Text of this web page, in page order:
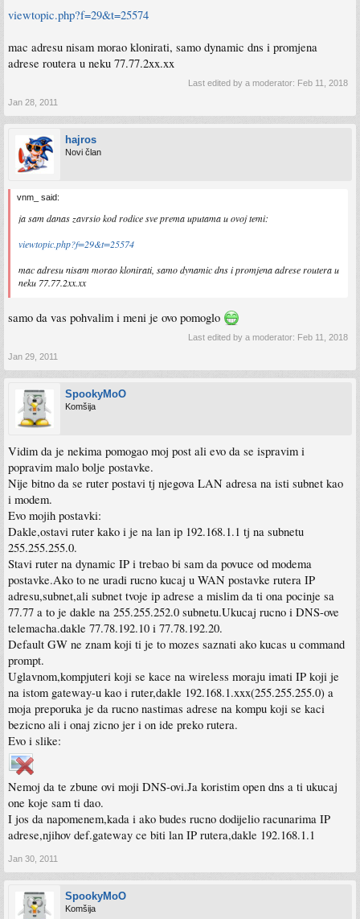
viewtopic.php?f=29&t=25574
mac adresu nisam morao klonirati, samo dynamic dns i promjena
adrese routera u neku 77.77.2xx.xx
Last edited by a moderator: Feb 11, 2018
Jan 28, 2011
hajros
Novi član
vnm_ said:
ja sam danas zavrsio kod rodice sve prema uputama u ovoj temi:
viewtopic.php?f=29&t=25574
mac adresu nisam morao klonirati, samo dynamic dns i promjena adrese routera u
neku 77.77.2xx.xx
samo da vas pohvalim i meni je ovo pomoglo
Last edited by a moderator: Feb 11, 2018
Jan 29, 2011
SpookyMoO
Komšija
Vidim da je nekima pomogao moj post ali evo da se ispravim i
popravim malo bolje postavke.
Nije bitno da se ruter postavi tj njegova LAN adresa na isti subnet kao
i modem.
Evo mojih postavki:
Dakle,ostavi ruter kako i je na lan ip 192.168.1.1 tj na subnetu
255.255.255.0.
Stavi ruter na dynamic IP i trebao bi sam da povuce od modema
postavke.Ako to ne uradi rucno kucaj u WAN postavke rutera IP
adresu,subnet,ali subnet tvoje ip adrese a mislim da ti ona pocinje sa
77.77 a to je dakle na 255.255.252.0 subnetu.Ukucaj rucno i DNS-ove
telemacha.dakle 77.78.192.10 i 77.78.192.20.
Default GW ne znam koji ti je to mozes saznati ako kucas u command
prompt.
Uglavnom,kompjuteri koji se kace na wireless moraju imati IP koji je
na istom gateway-u kao i ruter,dakle 192.168.1.xxx(255.255.255.0) a
moja preporuka je da rucno nastimas adrese na kompu koji se kaci
bezicno ali i onaj zicno jer i on ide preko rutera.
Evo i slike:
Nemoj da te zbune ovi moji DNS-ovi.Ja koristim open dns a ti ukucaj
one koje sam ti dao.
I jos da napomenem,kada i ako budes rucno dodijelio racunarima IP
adrese,njihov def.gateway ce biti lan IP rutera,dakle 192.168.1.1
Jan 30, 2011
SpookyMoO
Komšija